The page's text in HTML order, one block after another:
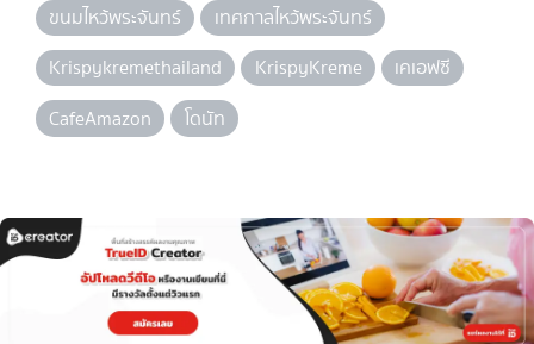
ขนมไหว้พระจันทร์
เทศกาลไหว้พระจันทร์
Krispykremethailand
KrispyKreme
เคเอฟซี
CafeAmazon
โดนัท